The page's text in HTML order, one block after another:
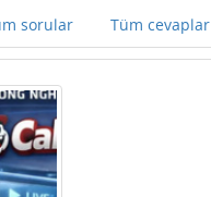
sorular Tüm cevaplar